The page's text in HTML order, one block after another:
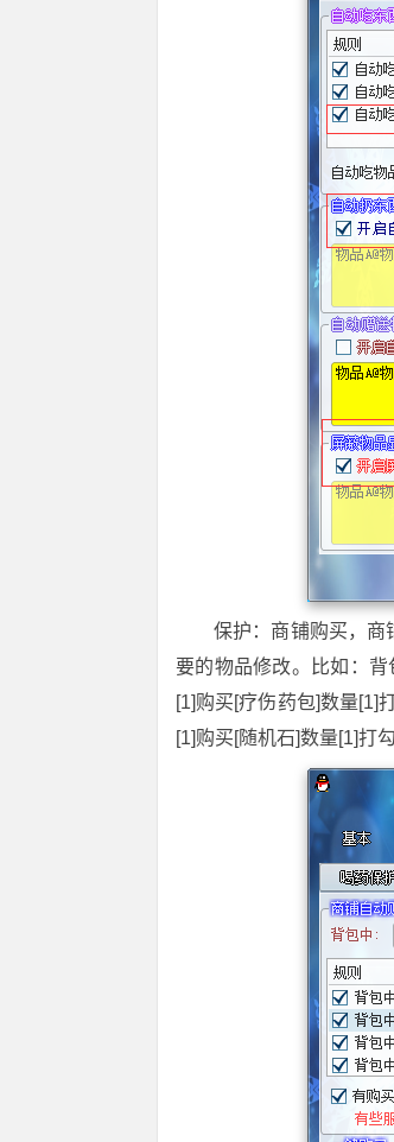
保护：商铺购买，商
要的物品修改。比如：
[1]购买[疗伤药包]数量[1]
[1]购买[随机石]数量[1]打勾